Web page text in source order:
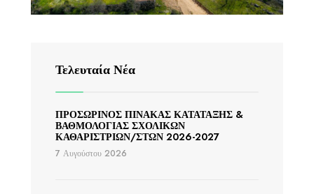
Τελευταία Νέα
ΠΡΟΣΩΡΙΝΟΣ ΠΙΝΑΚΑΣ ΚΑΤΑΤΑΞΗΣ &
ΒΑΘΜΟΛΟΓΙΑΣ ΣΧΟΛΙΚΩΝ
ΚΑΘΑΡΙΣΤΡΙΩΝ/ΣΤΩΝ 2026-2027
7 Αυγούστου 2026